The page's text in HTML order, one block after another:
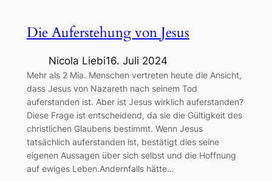
Die Auferstehung von Jesus
Nicola Liebi16. Juli 2024
Mehr als 2 Mia. Menschen vertreten heute die Ansicht,
dass Jesus von Nazareth nach seinem Tod
auferstanden ist. Aber ist Jesus wirklich auferstanden?
Diese Frage ist entscheidend, da sie die Gültigkeit des
christlichen Glaubens bestimmt. Wenn Jesus
tatsächlich auferstanden ist, bestätigt dies seine
eigenen Aussagen über sich selbst und die Hoffnung
auf ewiges Leben.Andernfalls hätte…